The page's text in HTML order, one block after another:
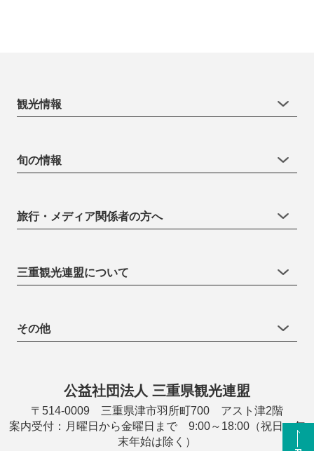
観光情報
旬の情報
旅行・メディア関係者の方へ
三重観光連盟について
その他
公益社団法人 三重県観光連盟
〒514-0009 三重県津市羽所町700 アスト津2階
案内受付：月曜日から金曜日まで 9:00～18:00（祝日・年
末年始は除く）